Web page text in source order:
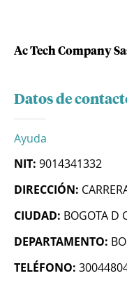
Ac Tech Company
Datos de
Ayuda
NIT: 9014341332
DIRECCIÓN:
CIUDAD: BOGOTA D
DEPARTAMENTO:
TELÉFONO: